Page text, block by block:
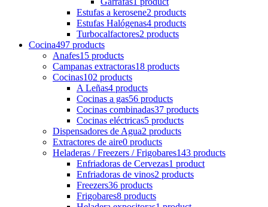
Estufas a kerosene2 products
Estufas Halógenas4 products
Turbocalfactores2 products
Cocina497 products
Anafes15 products
Campanas extractoras18 products
Cocinas102 products
A Leñas4 products
Cocinas a gas56 products
Cocinas combinadas37 products
Cocinas eléctricas5 products
Dispensadores de Agua2 products
Extractores de aire0 products
Heladeras / Freezers / Frigobares143 products
Enfriadoras de Cervezas1 product
Enfriadoras de vinos2 products
Freezers36 products
Frigobares8 products